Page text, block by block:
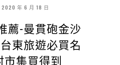
2020 年 6 月 18 日
薦-曼貫砲金沙
東旅遊必買名
市集買得到